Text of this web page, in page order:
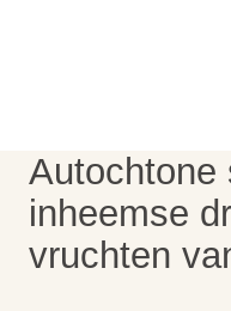
Ami Loyalty
Blogi
Autochtone
inheemse
vruchten